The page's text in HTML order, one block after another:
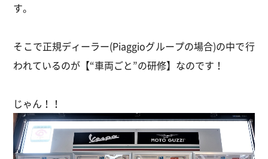
す。
そこで正規ディーラー(Piaggioグループの場合)の中で行
われているのが【“車両ごと”の研修】なのです！
じゃん！！